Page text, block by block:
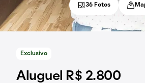
Exclusivo
Aluguel R$ 2.800
36 Fotos